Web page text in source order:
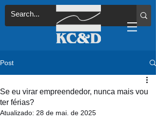
Post
Se eu virar empreendedor, nunca mais vou
ter férias?
Atualizado: 28 de mai. de 2025